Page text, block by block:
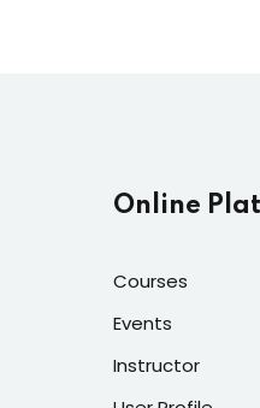
Online
Courses
Events
Instructor